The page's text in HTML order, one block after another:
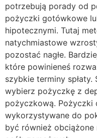
potrzebują porady od
pożyczki gotówkowe
hipotecznymi. Tutaj
natychmiastowe
pozostać nagłe.
które powinieneś
szybkie terminy
wybierz pożyczkę z
pożyczkową. Pożyczki
wykorzystywane do
być również